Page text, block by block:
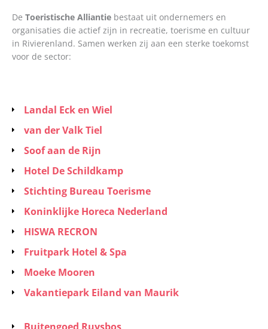
De Toeristische Alliantie bestaat uit ondernemers en
organisaties die actief zijn in recreatie, toerisme en cultuur
in Rivierenland. Samen werken zij aan een sterke toekomst
voor de sector:
Landal Eck en Wiel
van der Valk Tiel
Soof aan de Rijn
Hotel De Schildkamp
Stichting Bureau Toerisme
Koninklijke Horeca Nederland
HISWA RECRON
Fruitpark Hotel & Spa
Moeke Mooren
Vakantiepark Eiland van Maurik